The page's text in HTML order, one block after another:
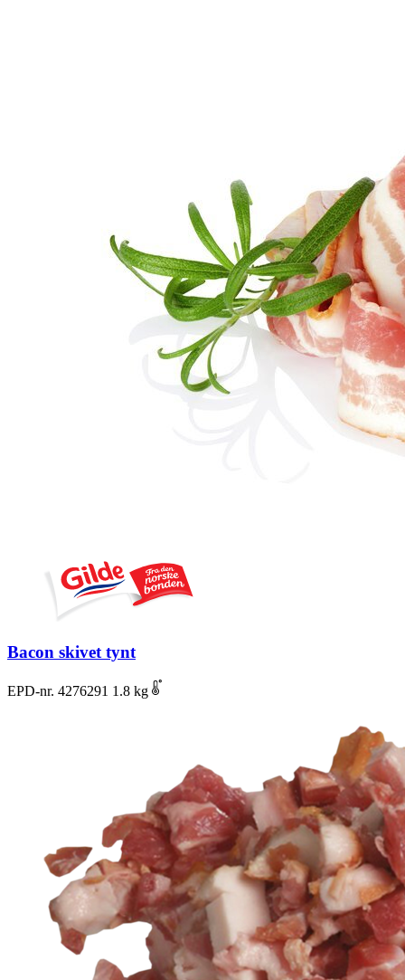
Bacon skivet tynt
EPD-nr. 4276291 1.8 kg